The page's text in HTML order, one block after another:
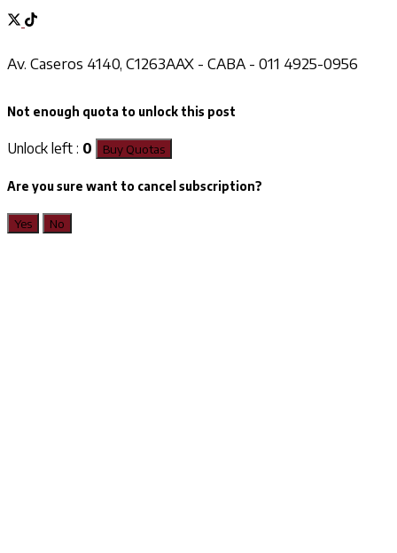
Av. Caseros 4140, C1263AAX - CABA - 011 4925-0956
Not enough quota to unlock this post
Unlock left : 0 Buy Quotas
Are you sure want to cancel subscription?
Yes No